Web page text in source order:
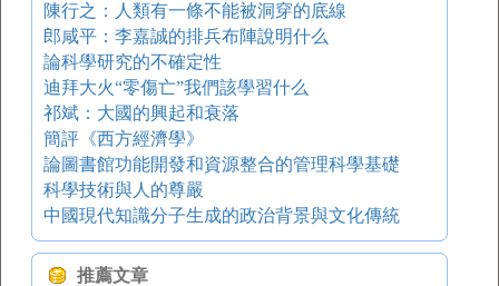
陳行之：人類有一條不能被洞穿的底線
郎咸平：李嘉誠的排兵布陣說明什么
論科學研究的不確定性
迪拜大火“零傷亡”我們該學習什么
祁斌：大國的興起和衰落
簡評《西方經濟學》
論圖書館功能開發和資源整合的管理科學基礎
科學技術與人的尊嚴
中國現代知識分子生成的政治背景與文化傳統
推薦文章